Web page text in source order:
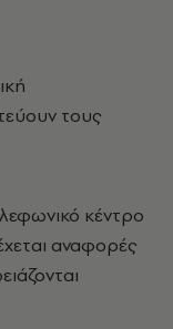
τους
κέντρο
αναφορές